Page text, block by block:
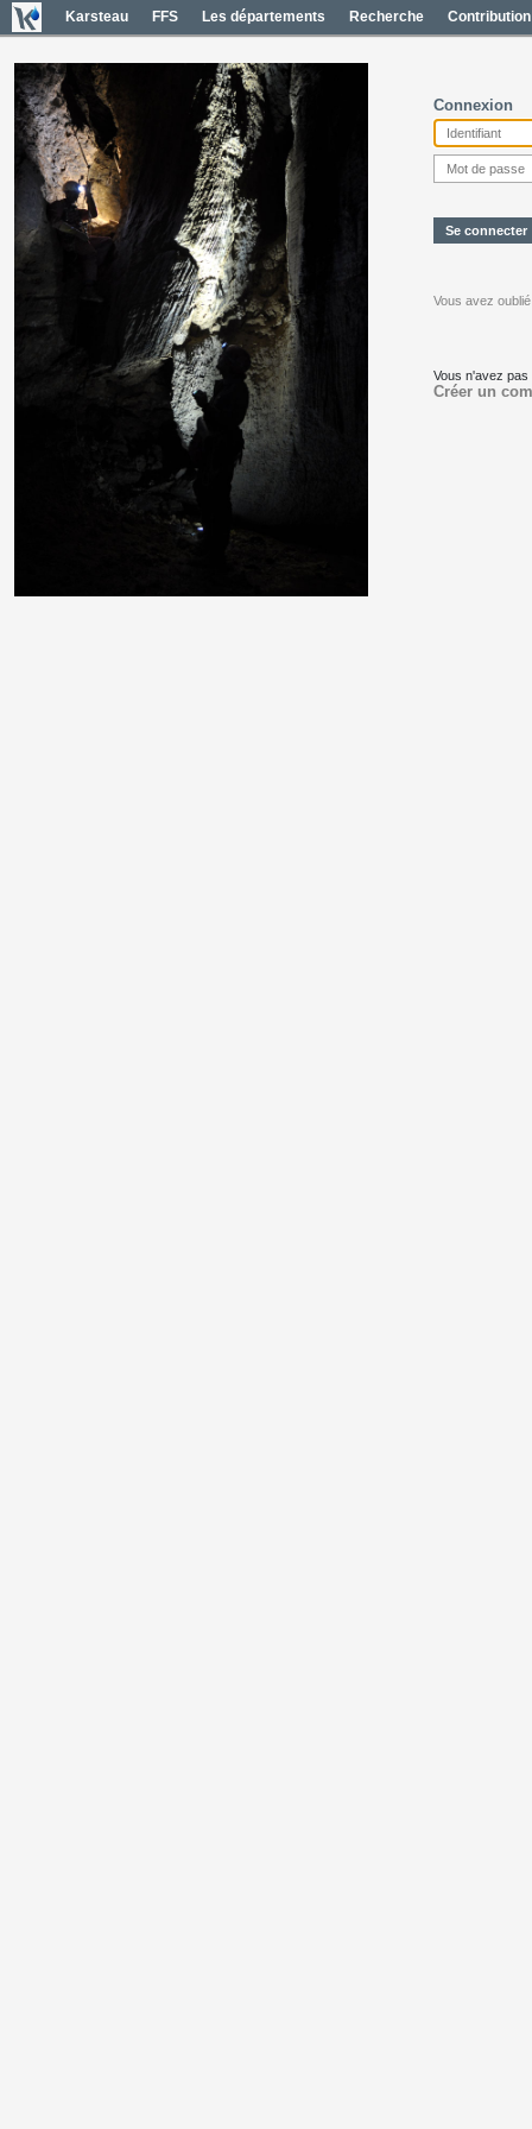
Karsteau FFS Les départements Recherche Contribution
Connexion
Vous avez
Vous n'avez
Créer un